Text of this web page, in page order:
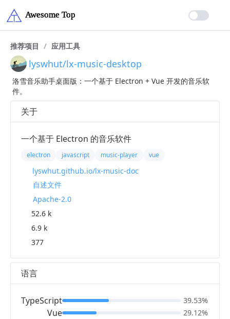
推荐项目 / 应用工具
lyswhut/lx-music-desktop
洛雪音乐助手桌面版：一个基于 Electron + Vue 开发的音乐软
件。
关于
一个基于 Electron 的音乐软件
electron javascript music-player vue
lyswhut.github.io/lx-music-doc
自述文件
Apache-2.0
52.6 k
6.9 k
377
语言
TypeScript
Vue
39.53%
29.12%